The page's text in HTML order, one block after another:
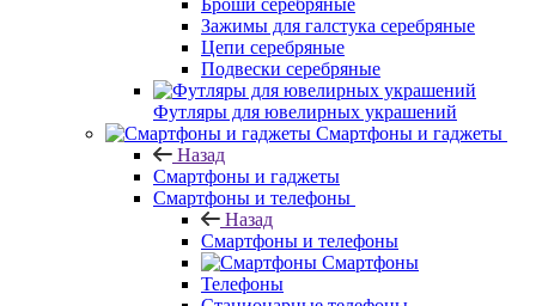
Броши серебряные
Зажимы для галстука серебряные
Цепи серебряные
Подвески серебряные
Футляры для ювелирных украшений
Смартфоны и гаджеты
Назад
Смартфоны и гаджеты
Смартфоны и телефоны
Назад
Смартфоны и телефоны
Смартфоны
Телефоны